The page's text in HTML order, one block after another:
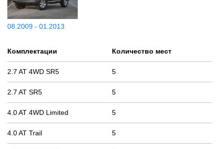
08.2009 - 01.2013
Комплектации Количество мест
2.7 AT 4WD SR5 5
2.7 AT SR5 5
4.0 AT 4WD Limited 5
4.0 AT Trail 5